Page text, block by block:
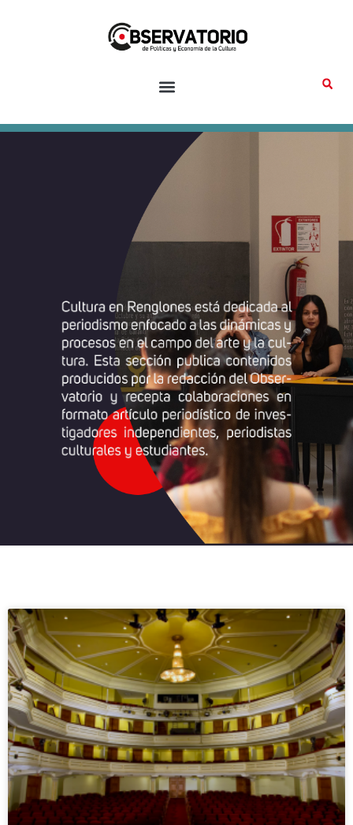
Página Página Página Página Página